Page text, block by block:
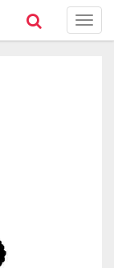
Toggle